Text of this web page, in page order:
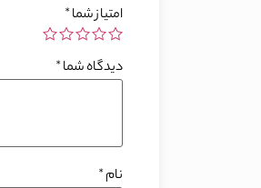
امتیاز شما*
دیدگاه شما*
نام*